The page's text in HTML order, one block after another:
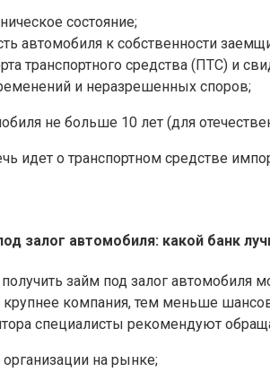
состояние;
автомобиля к собственности
транспортного средства (ПТС) и
и неразрешенных споров;
не больше 10 лет (для
идет о транспортном средстве
залог автомобиля: какой банк
получить займ под залог
крупнее компания, тем меньше
специалисты рекомендуют
на рынке;